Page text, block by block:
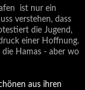
ist nur ein
verstehen, dass
die Jugend,
einer Hoffnung.
die Hamas - aber wo
aus ihren